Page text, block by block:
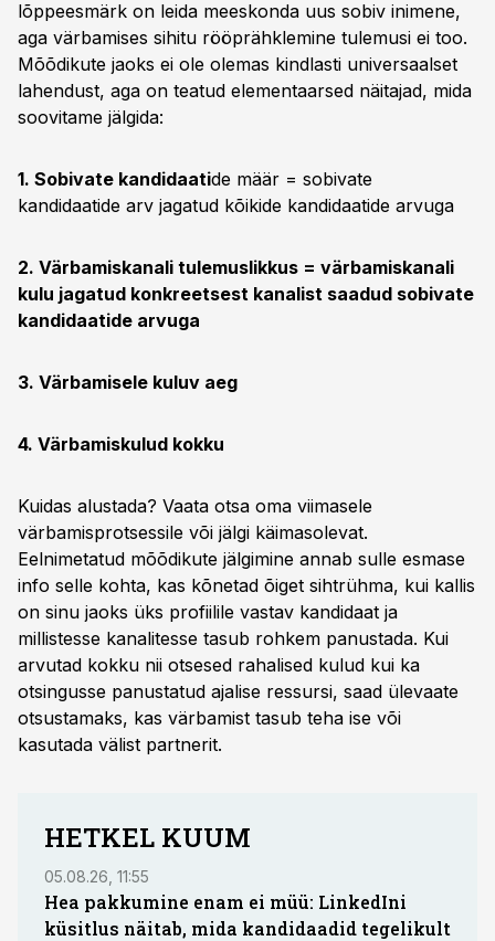
lõppeesmärk on leida meeskonda uus sobiv inimene,
aga värbamises sihitu rööprähklemine tulemusi ei too.
Mõõdikute jaoks ei ole olemas kindlasti universaalset
lahendust, aga on teatud elementaarsed näitajad, mida
soovitame jälgida:
1. Sobivate kandidaatide määr = sobivate
kandidaatide arv jagatud kõikide kandidaatide arvuga
2. Värbamiskanali tulemuslikkus = värbamiskanali
kulu jagatud konkreetsest kanalist saadud sobivate
kandidaatide arvuga
3. Värbamisele kuluv aeg
4. Värbamiskulud kokku
Kuidas alustada? Vaata otsa oma viimasele
värbamisprotsessile või jälgi käimasolevat.
Eelnimetatud mõõdikute jälgimine annab sulle esmase
info selle kohta, kas kõnetad õiget sihtrühma, kui kallis
on sinu jaoks üks profiilile vastav kandidaat ja
millistesse kanalitesse tasub rohkem panustada. Kui
arvutad kokku nii otsesed rahalised kulud kui ka
otsingusse panustatud ajalise ressursi, saad ülevaate
otsustamaks, kas värbamist tasub teha ise või
kasutada välist partnerit.
HETKEL KUUM
05.08.26, 11:55
Hea pakkumine enam ei müü: LinkedIni
küsitlus näitab, mida kandidaadid tegelikult